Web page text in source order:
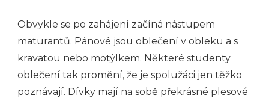
Obvykle se po zahájení začíná nástupem
maturantů. Pánové jsou oblečení v obleku a s
kravatou nebo motýlkem. Některé studenty
oblečení tak promění, že je spolužáci jen těžko
poznávají. Dívky mají na sobě překrásné plesové